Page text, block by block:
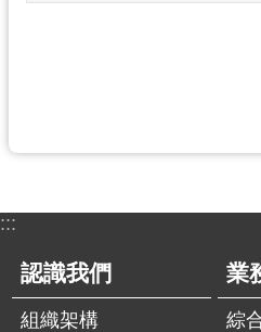
:::
認識我們
組織架構
業
綜